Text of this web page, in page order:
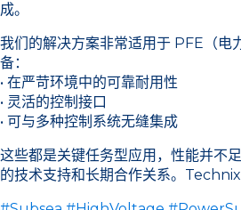
成。
我们的解决方案非常适用于 PFE（电
备：
• 在严苛环境中的可靠耐用性
• 灵活的控制接口
• 可与多种控制系统无缝集成
这些都是关键任务型应用，性能并
的技术支持和长期合作关系。